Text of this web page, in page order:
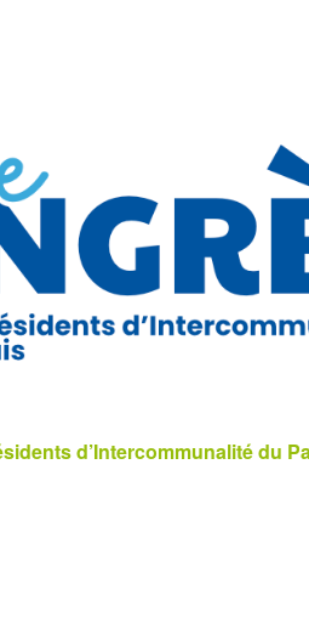
d’Intercommunalité du